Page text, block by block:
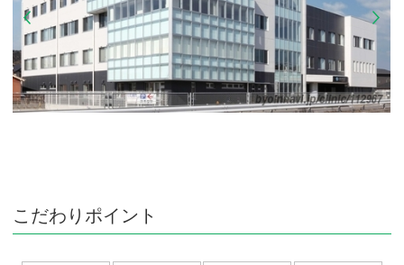
こだわりポイント